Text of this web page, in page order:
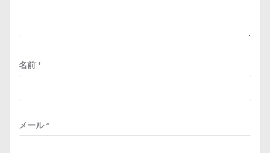
名前 *
メール*